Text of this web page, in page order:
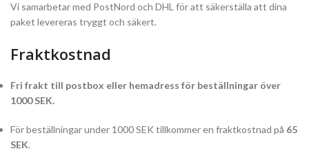
Vi samarbetar med PostNord och DHL för att säkerställa att dina
paket levereras tryggt och säkert.
Fraktkostnad
Fri frakt till postbox eller hemadress för beställningar över
1000 SEK.
För beställningar under 1000 SEK tillkommer en fraktkostnad på 65
SEK.